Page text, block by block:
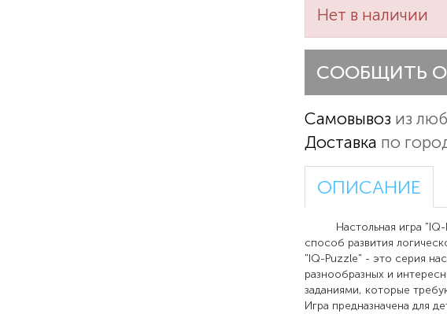
Нет в наличии
СООБЩИТЬ
Самовывоз из
Доставка по
ОПИСАНИЕ
Настольная игра "IQ-
способ развития
"IQ-Puzzle" - это серия
разнообразных и
заданиями, которые
Игра предназначена для